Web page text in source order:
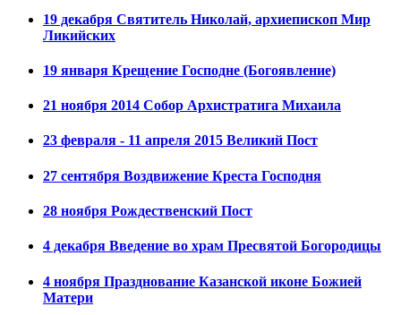
19 декабря Святитель Николай, архиепископ Мир
Ликийских
19 января Крещение Господне (Богоявление)
21 ноября 2014 Собор Архистратига Михаила
23 февраля - 11 апреля 2015 Великий Пост
27 сентября Воздвижение Креста Господня
28 ноября Рождественский Пост
4 декабря Введение во храм Пресвятой Богородицы
4 ноября Празднование Казанской иконе Божией
Матери